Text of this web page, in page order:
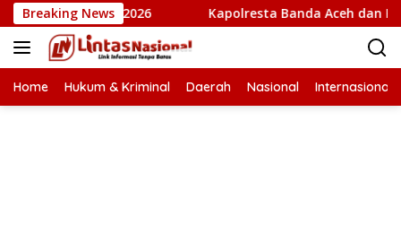
Langsung
ke
konten
Breaking News
2026 Kapolresta Banda Aceh dan Kasat
Home Hukum & Kriminal Daerah Nasional Internasional